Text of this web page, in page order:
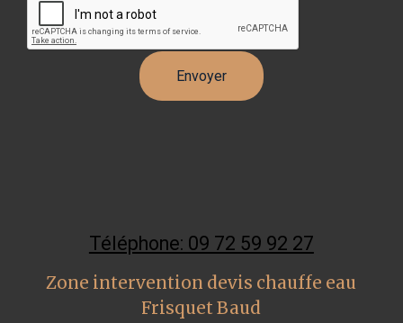
Téléphone: 09 72 59 92 27
Zone intervention devis chauffe eau
Frisquet Baud